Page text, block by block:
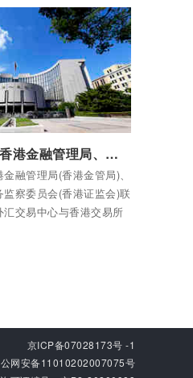
。
中国人民银行、香港金融管理局、香港证券及期货事务监察委员会关于在港建设交易平台的联合公告
融管理局(香港金管局)、
察委员会(香港证监会)联
交易中心与香港交易所
两地金融市场的合作，
京ICP备07028173号 -1
网安备11010202007075号